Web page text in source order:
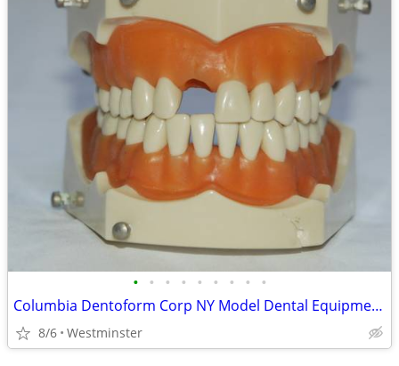
• • • • • • • • •
Columbia Dentoform Corp NY Model Dental Equipment Adult Teeth
8/6 Westminster